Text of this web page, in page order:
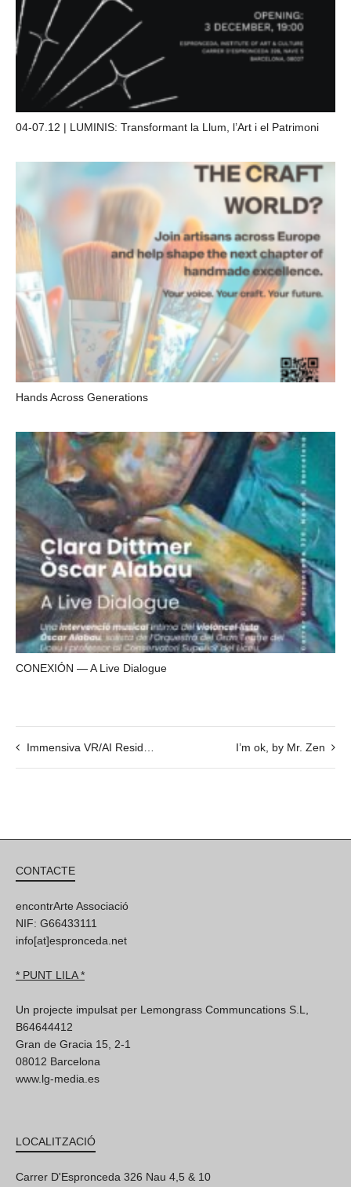
04-07.12 | LUMINIS: Transformant la Llum, l’Art i el Patrimoni
Hands Across Generations
CONEXIÓN — A Live Dialogue
Immensiva VR/AI Residence 2020 SHOW I’m ok, by Mr. Zen
CONTACTE
encontrArte Associació
NIF: G66433111
info[at]espronceda.net
* PUNT LILA *
Un projecte impulsat per Lemongrass Communcations S.L,
B64644412
Gran de Gracia 15, 2-1
08012 Barcelona
www.lg-media.es
LOCALITZACIÓ
Carrer D'Espronceda 326 Nau 4,5 & 10